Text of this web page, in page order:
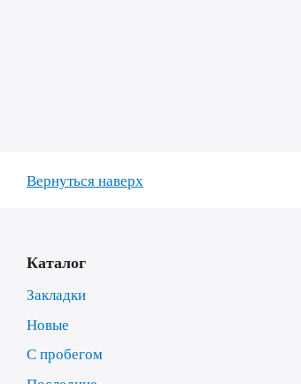
Вернуться наверх
Каталог
Закладки
Новые
С пробегом